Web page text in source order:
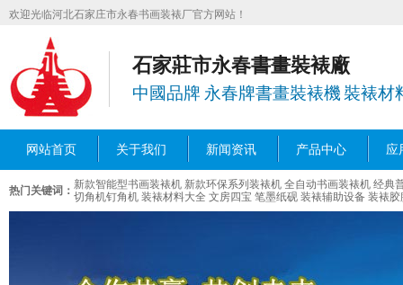
欢迎光临河北石家庄市永春书画装裱厂官方网站！
石家莊市永春書畫裝裱廠
中國品牌 永春牌書畫裝裱機 裝裱材
网站首页 关于我们 新闻资讯 产品中心 应
热门关键词： 新款智能型书画装裱机 新款环保系列装裱机 全自动书画装裱机 经典
切角机钉角机 装裱材料大全 文房四宝 笔墨纸砚 装裱辅助设备 装裱胶